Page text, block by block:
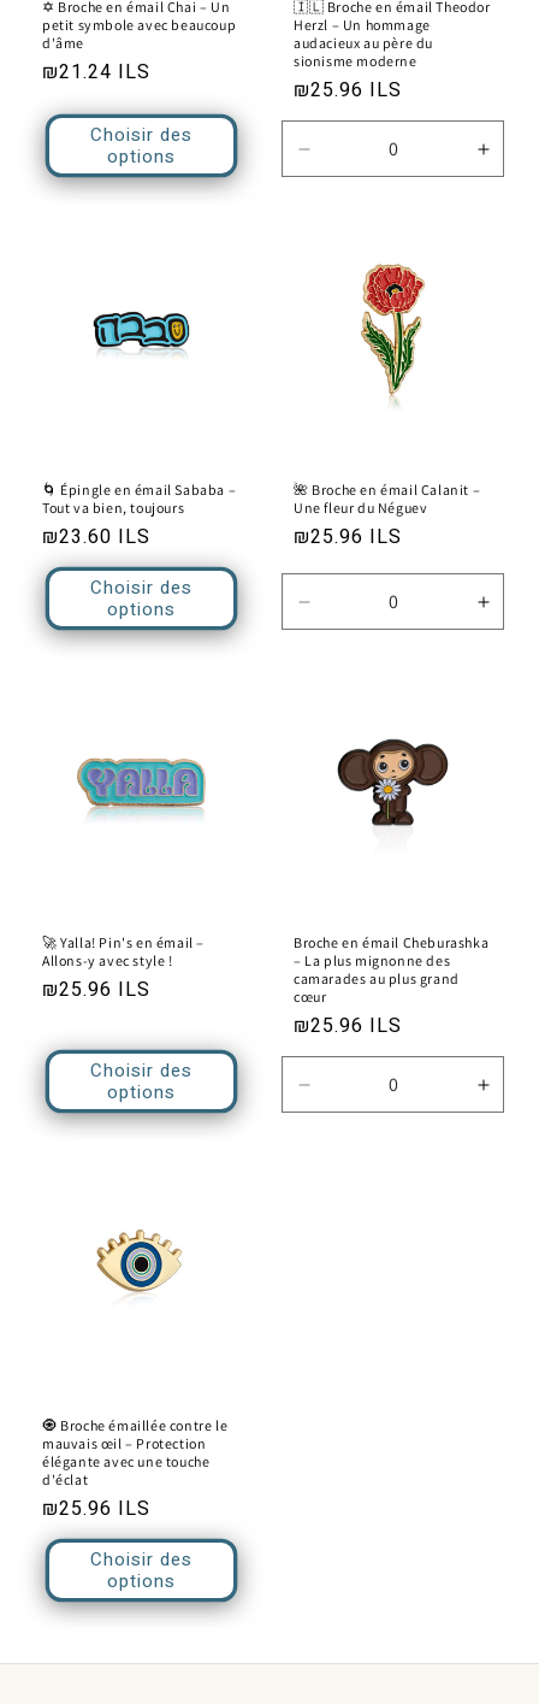
✡️ Broche en émail Chai – Un
petit symbole avec beaucoup
d'âme
Prix
₪21.24 ILS
Choisir des
options
🇮🇱 Broche en émail Theodor
Herzl – Un hommage
audacieux au père du
sionisme moderne
Prix
habituel
₪25.96 ILS
la
la
🌀 Épingle en émail Sababa –
Tout va bien, toujours
Prix
habituel
₪23.60 ILS
Choisir des
options
🌺 Broche en émail Calanit –
Une fleur du Néguev
Prix
habituel
₪25.96 ILS
la
la
🚀 Yalla! Pin's en émail –
Allons-y avec style !
Prix
₪25.96 ILS
Choisir des
options
Broche en émail Cheburashka
– La plus mignonne des
camarades au plus grand
cœur
Prix
habituel
₪25.96 ILS
la
la
🧿 Broche émaillée contre le
mauvais œil – Protection
élégante avec une touche
d'éclat
Prix
habituel
₪25.96 ILS
Choisir des
options